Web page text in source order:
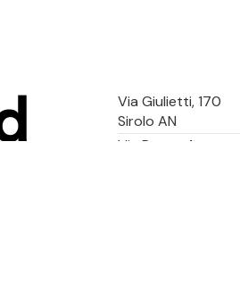
Via Giulietti, 170
Sirolo AN
Via Roma, 4